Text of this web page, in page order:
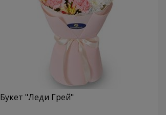
Букет "Леди Грей"